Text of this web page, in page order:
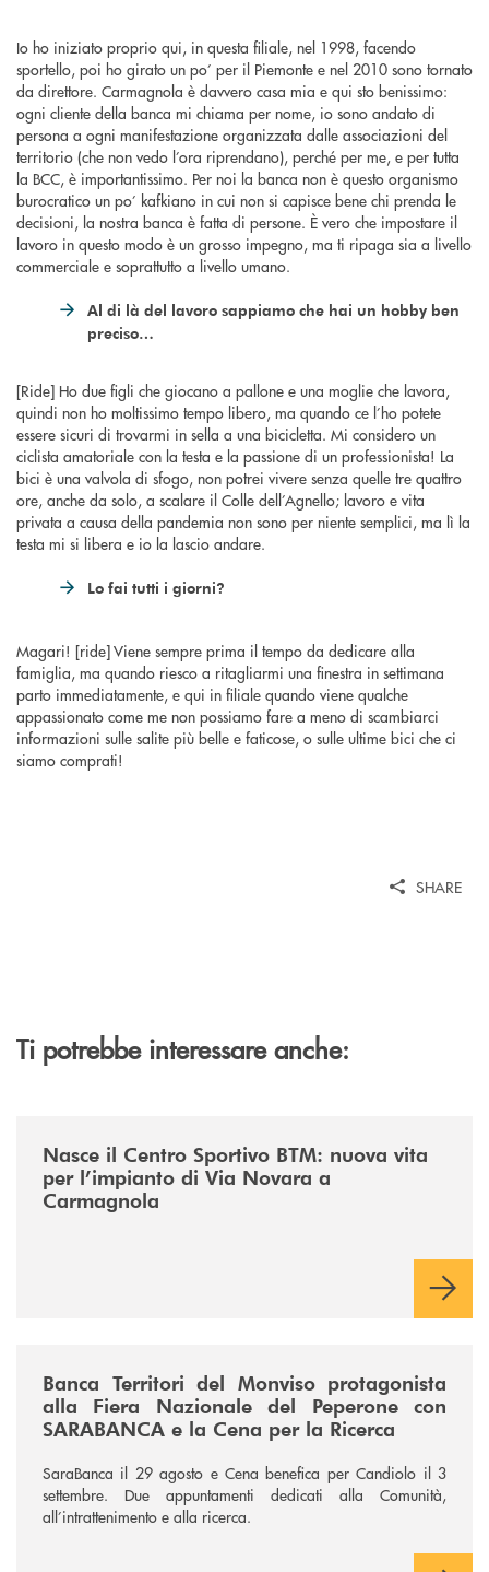
Io ho iniziato proprio qui, in questa filiale, nel 1998, facendo
sportello, poi ho girato un po’ per il Piemonte e nel 2010 sono tornato
da direttore. Carmagnola è davvero casa mia e qui sto benissimo:
ogni cliente della banca mi chiama per nome, io sono andato di
persona a ogni manifestazione organizzata dalle associazioni del
territorio (che non vedo l’ora riprendano), perché per me, e per tutta
la BCC, è importantissimo. Per noi la banca non è questo organismo
burocratico un po’ kafkiano in cui non si capisce bene chi prenda le
decisioni, la nostra banca è fatta di persone. È vero che impostare il
lavoro in questo modo è un grosso impegno, ma ti ripaga sia a livello
commerciale e soprattutto a livello umano.
Al di là del lavoro sappiamo che hai un hobby ben
preciso…
[Ride] Ho due figli che giocano a pallone e una moglie che lavora,
quindi non ho moltissimo tempo libero, ma quando ce l’ho potete
essere sicuri di trovarmi in sella a una bicicletta. Mi considero un
ciclista amatoriale con la testa e la passione di un professionista! La
bici è una valvola di sfogo, non potrei vivere senza quelle tre quattro
ore, anche da solo, a scalare il Colle dell’Agnello; lavoro e vita
privata a causa della pandemia non sono per niente semplici, ma lì la
testa mi si libera e io la lascio andare.
Lo fai tutti i giorni?
Magari! [ride] Viene sempre prima il tempo da dedicare alla
famiglia, ma quando riesco a ritagliarmi una finestra in settimana
parto immediatamente, e qui in filiale quando viene qualche
appassionato come me non possiamo fare a meno di scambiarci
informazioni sulle salite più belle e faticose, o sulle ultime bici che ci
siamo comprati!
SHARE
Ti potrebbe interessare anche:
Nasce il Centro Sportivo BTM: nuova vita
per l’impianto di Via Novara a
Carmagnola
Banca Territori del Monviso protagonista
alla Fiera Nazionale del Peperone con
SARABANCA e la Cena per la Ricerca
SaraBanca il 29 agosto e Cena benefica per Candiolo il 3
settembre. Due appuntamenti dedicati alla Comunità,
all’intrattenimento e alla ricerca.